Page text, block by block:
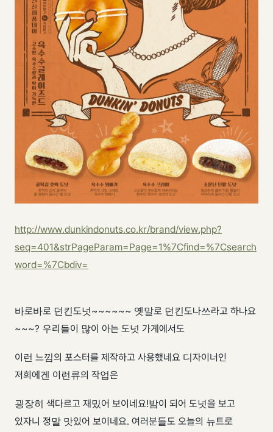
http://www.dunkindonuts.co.kr/brand/view.php?
seq=401&strPageParam=Page=1%7Cfind=%7Csearch
word=%7Cbdiv=
바로바로 던킨도넛~~~~~~ 옛말로 던킨도나쓰라고 하나요
~~~? 우리들이 많이 아는 도넛 가게에서도
이런 느낌의 포스터를 제작하고 사용했네요 디자이너인
저희에겐 이런류의 작업은
굉장히 색다르고 재밌어 보이네요! ​ 밤이 되어 도넛을 보고
있자니 정말 맛있어 보이네요. 여러분들도 오늘의 뉴트로